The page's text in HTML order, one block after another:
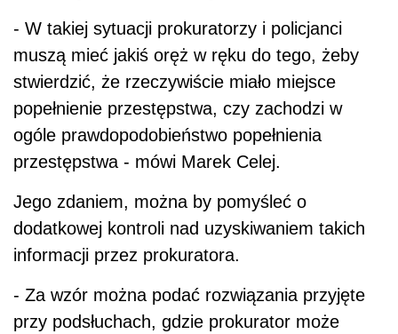
- W takiej sytuacji prokuratorzy i policjanci
muszą mieć jakiś oręż w ręku do tego, żeby
stwierdzić, że rzeczywiście miało miejsce
popełnienie przestępstwa, czy zachodzi w
ogóle prawdopodobieństwo popełnienia
przestępstwa - mówi Marek Celej.
Jego zdaniem, można by pomyśleć o
dodatkowej kontroli nad uzyskiwaniem takich
informacji przez prokuratora.
- Za wzór można podać rozwiązania przyjęte
przy podsłuchach, gdzie prokurator może